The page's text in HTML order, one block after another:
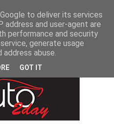
to deliver its services
address and user-agent are
performance and security
generate usage
abuse.
GOT IT